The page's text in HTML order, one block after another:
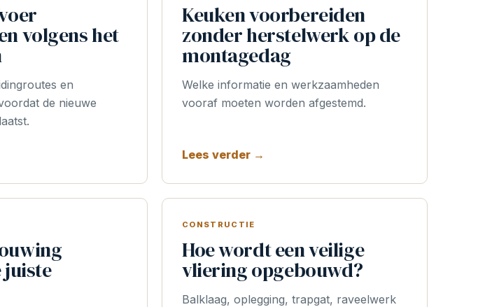
volgens het
en
de nieuwe
Keuken voorbereiden
zonder herstelwerk op de
montagedag
Welke informatie en werkzaamheden
vooraf moeten worden afgestemd.
Lees verder →
juiste
CONSTRUCTIE
Hoe wordt een veilige
vliering opgebouwd?
Balklaag, oplegging, trapgat, raveelwerk